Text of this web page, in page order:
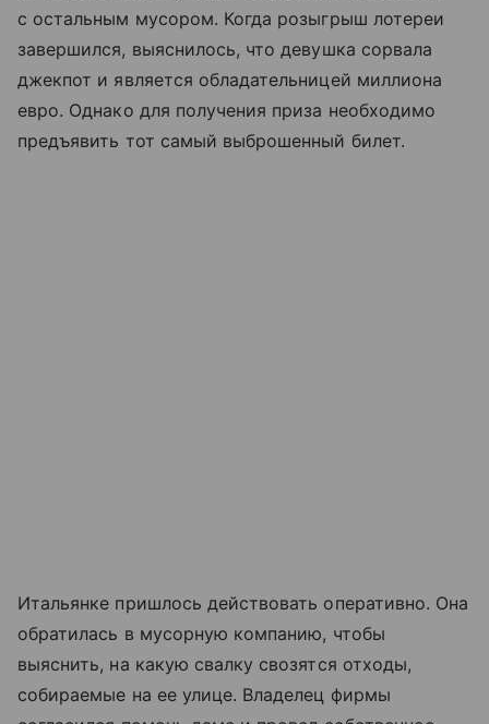
с остальным мусором. Когда розыгрыш лотереи
завершился, выяснилось, что девушка сорвала
джекпот и является обладательницей миллиона
евро. Однако для получения приза необходимо
предъявить тот самый выброшенный билет.
Итальянке пришлось действовать оперативно. Она
обратилась в мусорную компанию, чтобы
выяснить, на какую свалку свозятся отходы,
собираемые на ее улице. Владелец фирмы